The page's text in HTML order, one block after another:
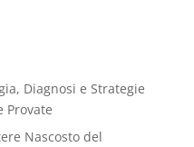
Diagnosi e Strategie
Provate
Nascosto del